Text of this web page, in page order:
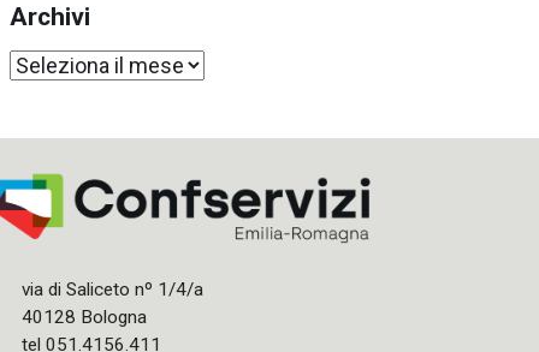
Archivi
Archivi
via di Saliceto nº 1/4/a
40128 Bologna
tel 051.4156.411